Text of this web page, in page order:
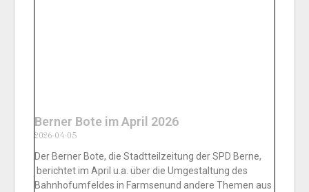
Berner Bote im April 2026
2026-04-05
Der Berner Bote, die Stadtteilzeitung der SPD Berne,
berichtet im April u.a. über die Umgestaltung des
Bahnhofumfeldes in Farmsenund andere Themen aus